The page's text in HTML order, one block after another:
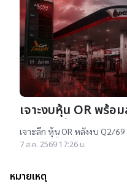
เจาะงบหุ้น OR พร้อ
ยังแนะ “ซื้อ”-“ถือ”
เจาะลึก หุ้น OR หลังงบ Q2/
แรกต่ำสุดตั้งแต่เข้าตลาดฯ แม้ร
7 ส.ค. 2569 17:26 น.
หมายเหตุ